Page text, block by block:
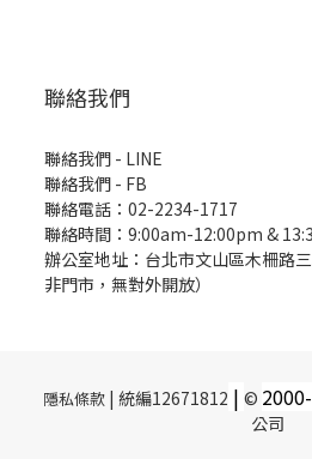
聯絡我們
聯絡我們 - LINE
聯絡我們 - FB
聯絡電話：02-2234-1717
聯絡時間：9:00am-12:00pm &
辦公室地址：台北市文山區木柵路
非門市，無對外開放）
隱私條款| 統編12671812 | © 2000-
公司